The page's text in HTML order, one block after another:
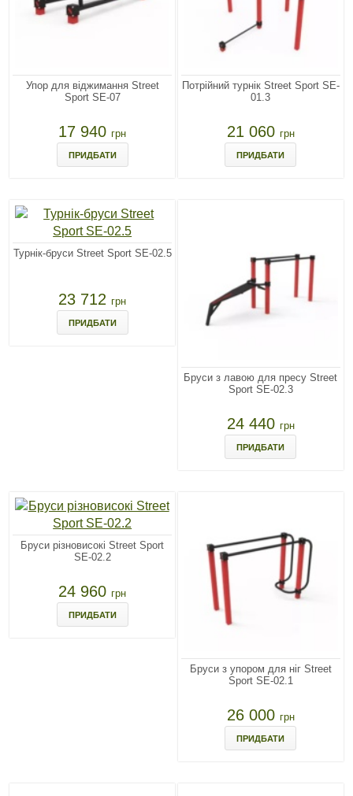
Упор для віджимання Street
Sport SE-07
17 940грн
ПРИДБАТИ
Потрійний турнік Street Sport SE-
01.3
21 060 грн
ПРИДБАТИ
Турнік-бруси Street Sport SE-02.5
23 712грн
ПРИДБАТИ
Бруси з лавою для пресу Street
Sport SE-02.3
24 440 грн
ПРИДБАТИ
Бруси різновисокі Street Sport
SE-02.2
24 960грн
ПРИДБАТИ
Бруси з упором для ніг Street
Sport SE-02.1
26 000 грн
ПРИДБАТИ